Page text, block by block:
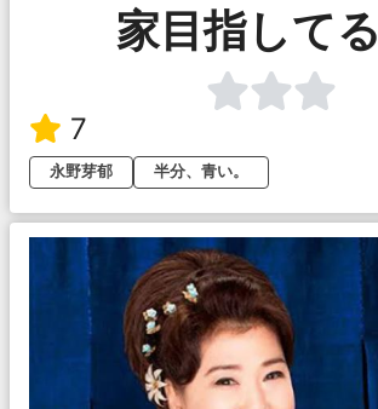
家目指して
7
永野芽郁
半分、青い。